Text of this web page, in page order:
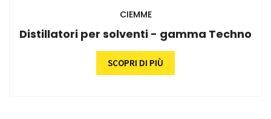
CIEMME
Distillatori per solventi - gamma Techno
SCOPRI DI PIÙ